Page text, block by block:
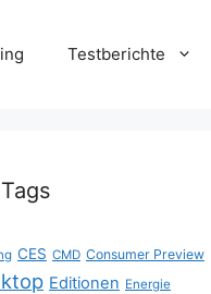
Testberichte
CES CMD Consumer Preview
Editionen Energie